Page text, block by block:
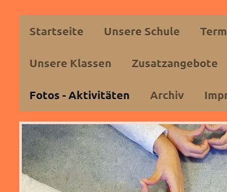
Startseite Unsere Schule
Unsere Klassen Zusatzangebote
Fotos - Aktivitäten Archiv